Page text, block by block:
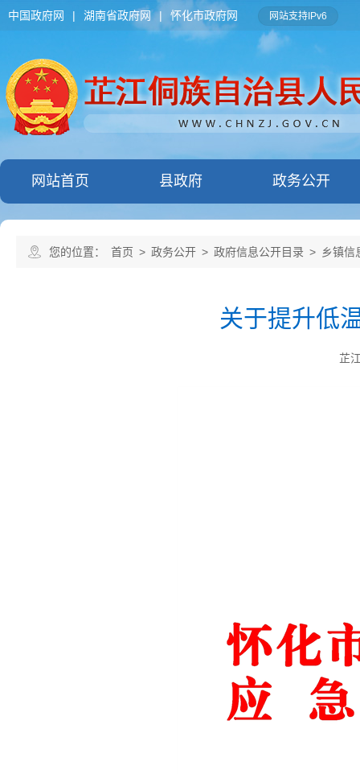
中国政府网 | 湖南省政府网 | 怀化市政府网 网站支持IPv6
网站首页 县政府 政务公开
您的位置： 首页 > 政务公开 > 政府信息公开目录 > 乡镇信
关于提升低
芷